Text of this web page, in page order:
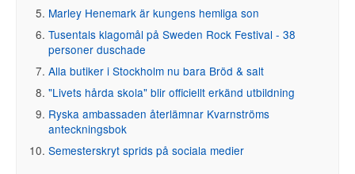
Marley Henemark är kungens hemliga son
Tusentals klagomål på Sweden Rock Festival - 38
personer duschade
Alla butiker i Stockholm nu bara Bröd & salt
"Livets hårda skola" blir officiellt erkänd utbildning
Ryska ambassaden återlämnar Kvarnströms
anteckningsbok
Semesterskryt sprids på sociala medier